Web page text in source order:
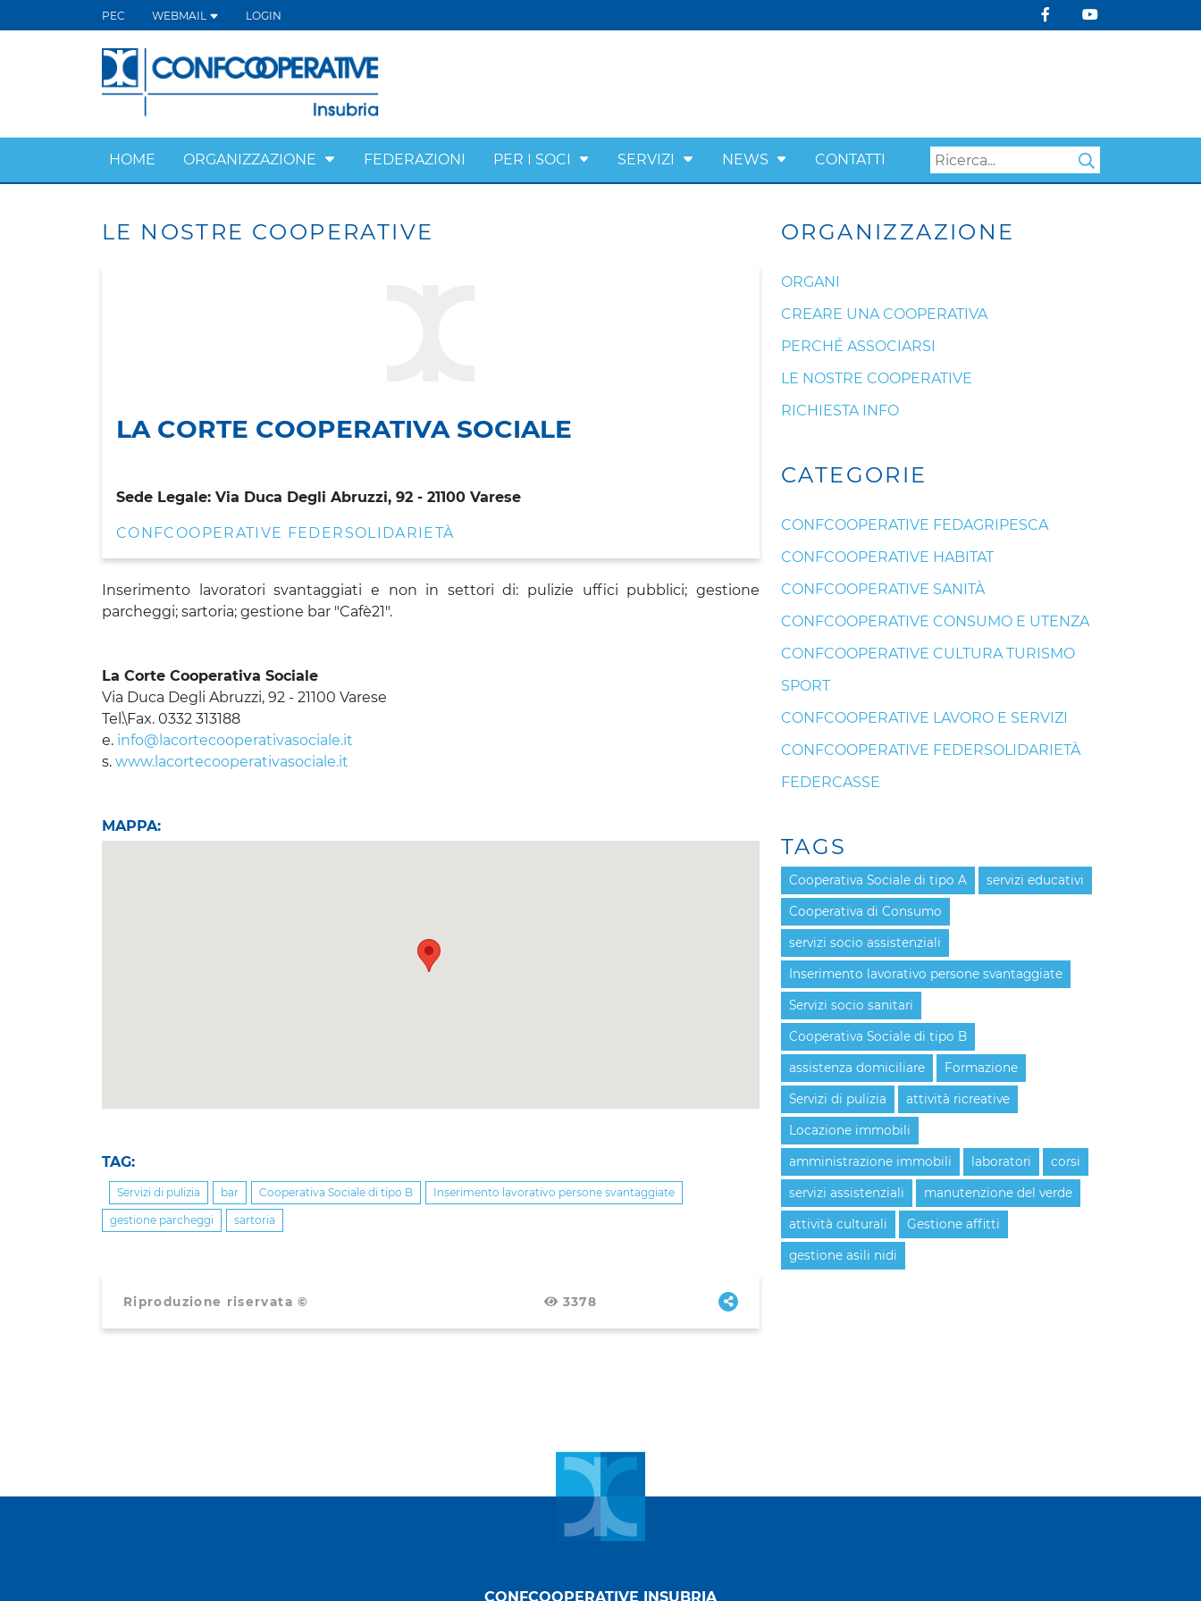
PEC WEBMAIL LOGIN
HOME ORGANIZZAZIONE FEDERAZIONI PER I SOCI SERVIZI NEWS CONTATTI
LE NOSTRE COOPERATIVE
LA CORTE COOPERATIVA SOCIALE
Sede Legale: Via Duca Degli Abruzzi, 92 - 21100 Varese
CONFCOOPERATIVE FEDERSOLIDARIETÀ
Inserimento lavoratori svantaggiati e non in settori di: pulizie uffici pubblici; gestione
parcheggi; sartoria; gestione bar "Cafè21".
La Corte Cooperativa Sociale
Via Duca Degli Abruzzi, 92 - 21100 Varese
Tel.\Fax. 0332 313188
e. info@lacortecooperativasociale.it
s. www.lacortecooperativasociale.it
MAPPA:
TAG:
Servizi di pulizia bar Cooperativa Sociale di tipo B Inserimento lavorativo persone svantaggiate
gestione parcheggi sartoria
Riproduzione riservata © 3378
ORGANIZZAZIONE
ORGANI
CREARE UNA COOPERATIVA
PERCHÉ ASSOCIARSI
LE NOSTRE COOPERATIVE
RICHIESTA INFO
CATEGORIE
CONFCOOPERATIVE FEDAGRIPESCA
CONFCOOPERATIVE HABITAT
CONFCOOPERATIVE SANITÀ
CONFCOOPERATIVE CONSUMO E UTENZA
CONFCOOPERATIVE CULTURA TURISMO
SPORT
CONFCOOPERATIVE LAVORO E SERVIZI
CONFCOOPERATIVE FEDERSOLIDARIETÀ
FEDERCASSE
TAGS
Cooperativa Sociale di tipo A servizi educativi
Cooperativa di Consumo
servizi socio assistenziali
Inserimento lavorativo persone svantaggiate
Servizi socio sanitari
Cooperativa Sociale di tipo B
assistenza domiciliare Formazione
Servizi di pulizia attività ricreative
Locazione immobili
amministrazione immobili laboratori corsi
servizi assistenziali manutenzione del verde
attività culturali Gestione affitti
gestione asili nidi
CONFCOOPERATIVE INSUBRIA